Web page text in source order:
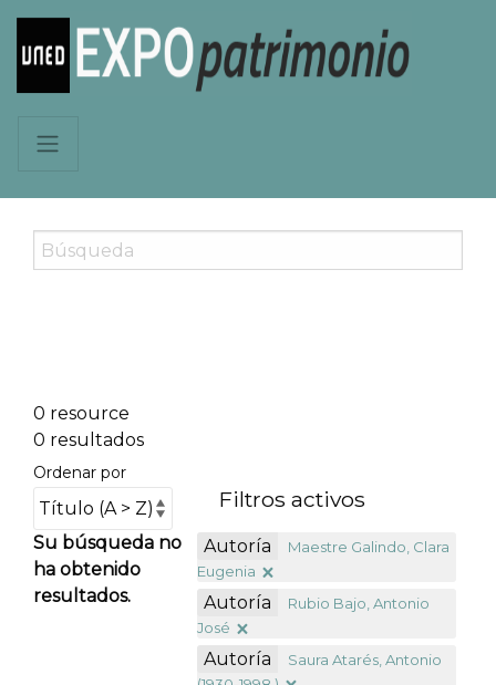
0 resource
0 resultados
Ordenar por
Su búsqueda no
ha obtenido
resultados.
Filtros activos
Autoría
Maestre Galindo, Clara
Eugenia
Autoría
Rubio Bajo, Antonio
José
Autoría
Saura Atarés, Antonio